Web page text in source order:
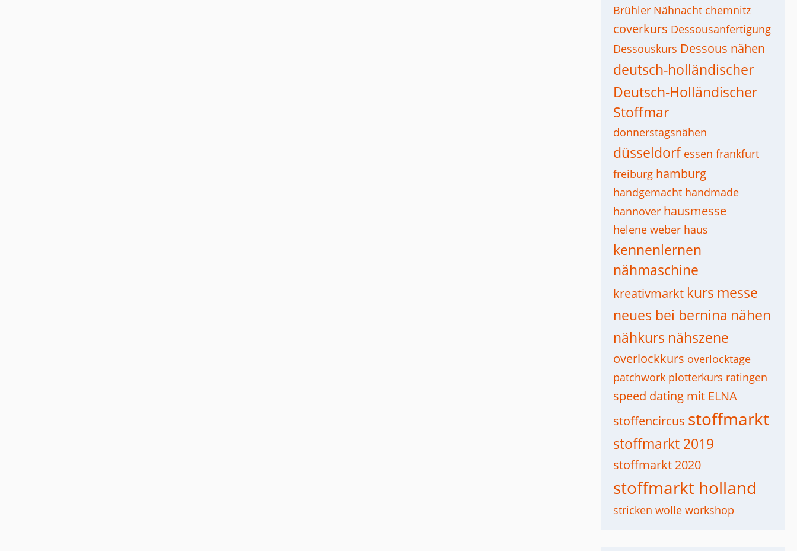
Brühler Nähnacht chemnitz
coverkurs Dessousanfertigung
Dessouskurs Dessous nähen
deutsch-holländischer
Deutsch-Holländischer
Stoffmar
donnerstagsnähen
düsseldorf essen frankfurt
freiburg hamburg
handgemacht handmade
hannover hausmesse
helene weber haus
kennenlernen
nähmaschine
kreativmarkt kurs messe
neues bei bernina nähen
nähkurs nähszene
overlockkurs overlocktage
patchwork plotterkurs ratingen
speed dating mit ELNA
stoffencircus stoffmarkt
stoffmarkt 2019
stoffmarkt 2020
stoffmarkt holland
stricken wolle workshop